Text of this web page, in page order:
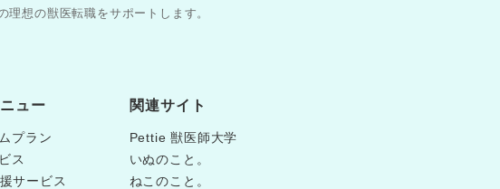
想の獣医転職をサポートします。
ュー
プラン
ス
サービス
関連サイト
Pettie 獣医師大学
いぬのこと。
ねこのこと。